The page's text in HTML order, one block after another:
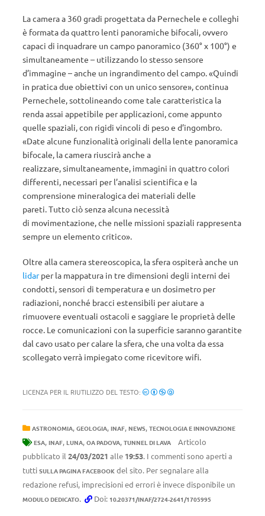
La camera a 360 gradi progettata da Pernechele e colleghi
è formata da quattro lenti panoramiche bifocali, ovvero
capaci di inquadrare un campo panoramico (360° x 100°) e
simultaneamente – utilizzando lo stesso sensore
d’immagine – anche un ingrandimento del campo. «Quindi
in pratica due obiettivi con un unico sensore», continua
Pernechele, sottolineando come tale caratteristica la
renda assai appetibile per applicazioni, come appunto
quelle spaziali, con rigidi vincoli di peso e d’ingombro.
«Date alcune funzionalità originali della lente panoramica
bifocale, la camera riuscirà anche a
realizzare, simultaneamente, immagini in quattro colori
differenti, necessari per l’analisi scientifica e la
comprensione mineralogica dei materiali delle
pareti. Tutto ciò senza alcuna necessità
di movimentazione, che nelle missioni spaziali rappresenta
sempre un elemento critico».
Oltre alla camera stereoscopica, la sfera ospiterà anche un
lidarper la mappatura in tre dimensioni degli interni dei
condotti, sensori di temperatura e un dosimetro per
radiazioni, nonché bracci estensibili per aiutare a
rimuovere eventuali ostacoli e saggiare le proprietà delle
rocce. Le comunicazioni con la superficie saranno garantite
dal cavo usato per calare la sfera, che una volta da essa
scollegato verrà impiegato come ricevitore wifi.
LICENZA PER IL RIUTILIZZO DEL TESTO:
ASTRONOMIA, GEOLOGIA, INAF, NEWS, TECNOLOGIA E INNOVAZIONE
ESA, INAF, LUNA, OA PADOVA, TUNNEL DI LAVA
Articolo
pubblicato il 24/03/2021 alle 19:53. I commenti sono aperti a
tutti SULLA PAGINA FACEBOOK del sito. Per segnalare alla
redazione refusi, imprecisioni ed errori è invece disponibile un
MODULO DEDICATO. Doi: 10.20371/INAF/2724-2641/1705995